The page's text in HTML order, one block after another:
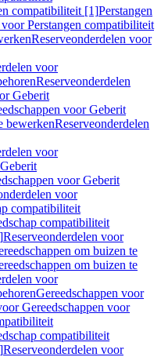
compatibiliteit [1]Perstangen
Perstangen compatibiliteit
Reserveonderdelen voor
voor
Reserveonderdelen
Geberit
voor Geberit
bewerkenReserveonderdelen
voor
voor Geberit
voor
compatibiliteit
compatibiliteit
Reserveonderdelen voor
om buizen te
om buizen te
voor
Gereedschappen voor
Gereedschappen voor
compatibiliteit
Reserveonderdelen voor